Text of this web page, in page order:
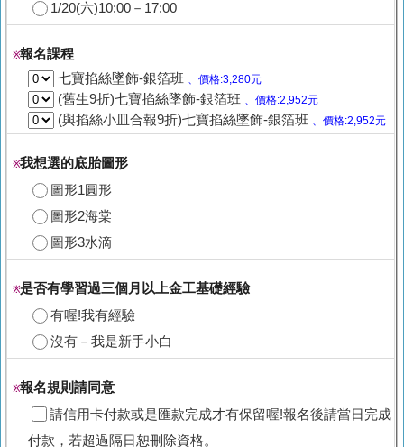
1/20(六)10:00－17:00
※報名課程
七寶掐絲墜飾-銀箔班 、價格:3,280元
(舊生9折)七寶掐絲墜飾-銀箔班 、價格:2,952元
(與掐絲小皿合報9折)七寶掐絲墜飾-銀箔班 、價格:2,952元
※我想選的底胎圖形
圖形1圓形
圖形2海棠
圖形3水滴
※是否有學習過三個月以上金工基礎經驗
有喔!我有經驗
沒有－我是新手小白
※報名規則請同意
請信用卡付款或是匯款完成才有保留喔!報名後請當日完成
付款，若超過隔日恕刪除資格。